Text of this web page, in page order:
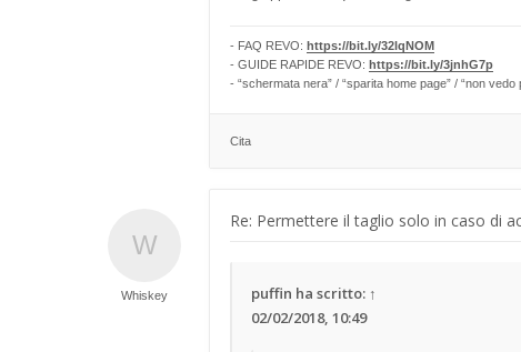
- FAQ REVO: https://bit.ly/32lqNOM
- GUIDE RAPIDE REVO: https://bit.ly/3jnhG7p
- “schermata nera” / “sparita home page” / “non
Cita
Whiskey
Re: Permettere il taglio solo in caso di
puffin ha scritto: ↑
02/02/2018, 10:49